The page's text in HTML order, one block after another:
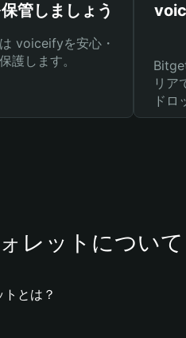
管しましょう
voiceifyを安心・
護します。
リア
ドロ
レットについて
とは？